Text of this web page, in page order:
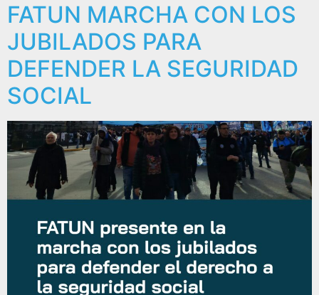
FATUN MARCHA CON LOS
JUBILADOS PARA
DEFENDER LA SEGURIDAD
SOCIAL